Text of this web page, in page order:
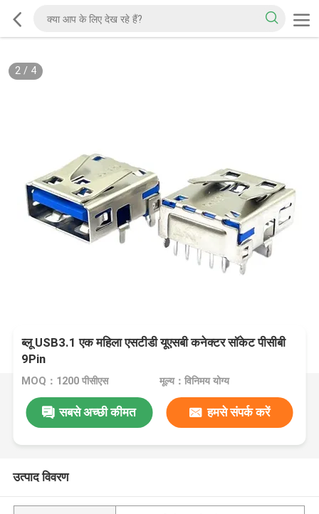
2/ 4
ब्लू USB3.1 एक महिला एसटीडी यूएसबी कनेक्टर सॉकेट पीसीबी
9Pin
MOQ：1200 पीसीएस मूल्य：विनिमय योग्य
सबसे अच्छी कीमत हमसे संपर्क करें
उत्पाद विवरण